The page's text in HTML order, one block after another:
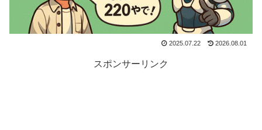
2025.07.22 2026.08.01
スポンサーリンク